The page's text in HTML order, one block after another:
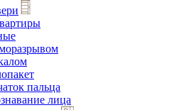
пальца
лица